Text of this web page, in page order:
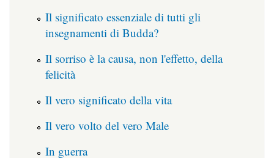
Il significato essenziale di tutti gli
insegnamenti di Budda?
Il sorriso è la causa, non l'effetto, della
felicità
Il vero significato della vita
Il vero volto del vero Male
In guerra